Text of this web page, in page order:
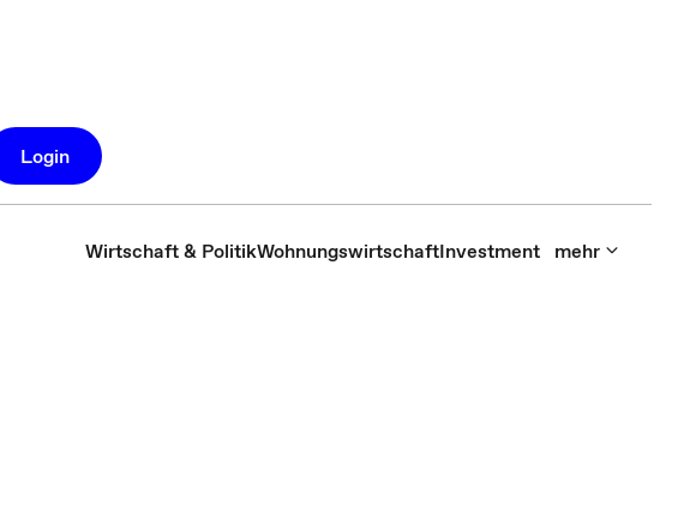
Login
Wirtschaft & PolitikWohnungswirtschaftInvestment mehr